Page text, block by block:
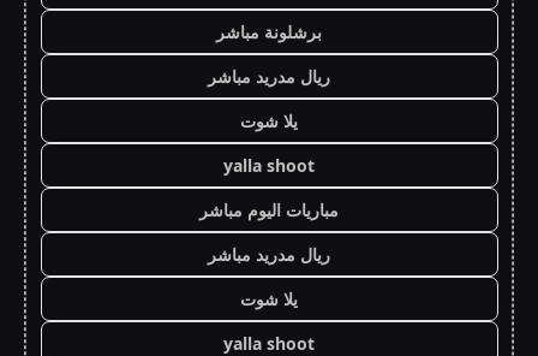
برشلونة مباشر
ريال مدريد مباشر
يلا شوت
yalla shoot
مباريات اليوم مباشر
ريال مدريد مباشر
يلا شوت
yalla shoot